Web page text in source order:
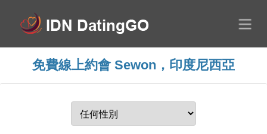
免費線上約會 Sewon，印度尼西亞